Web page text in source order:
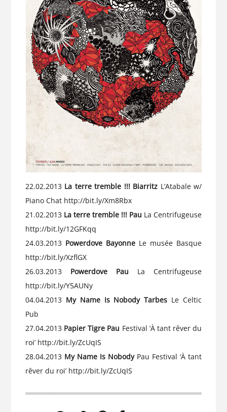
22.02.2013 La terre tremble !!! Biarritz L’Atabale w/
Piano Chat http://bit.ly/Xm8Rbx
21.02.2013 La terre tremble !!! Pau La Centrifugeuse
http://bit.ly/12GFKqq
24.03.2013 Powerdove BayonneLe musée Basque
http://bit.ly/XzflGX
26.03.2013 Powerdove Pau La Centrifugeuse
http://bit.ly/Y5AUNy
04.04.2013 My Name Is Nobody Tarbes Le Celtic
Pub
27.04.2013 Papier Tigre Pau Festival ‘À tant rêver du
roi’ http://bit.ly/ZcUqIS
28.04.2013 My Name Is NobodyPau Festival ‘À tant
rêver du roi’ http://bit.ly/ZcUqIS